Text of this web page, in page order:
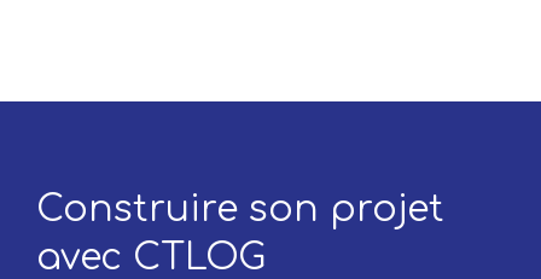
Construire son projet
avec CTLOG